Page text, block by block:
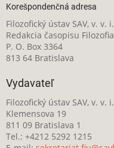
Korešpondenčná adresa
Filozofický ústav SAV, v. v. i.
Redakcia časopisu Filozofia
P. O. Box 3364
813 64 Bratislava
Vydavateľ
Filozofický ústav SAV, v. v. i.
Klemensova 19
811 09 Bratislava 1
Tel.: +4212 5292 1215